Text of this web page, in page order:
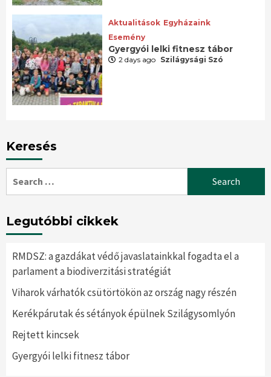
Aktualitások Egyházaink
Esemény
Gyergyói lelki fitnesz tábor
2 days ago Szilágysági Szó
Keresés
for:
Legutóbbi cikkek
RMDSZ: a gazdákat védő javaslatainkkal fogadta el a
parlament a biodiverzitási stratégiát
Viharok várhatók csütörtökön az ország nagy részén
Kerékpárutak és sétányok épülnek Szilágysomlyón
Rejtett kincsek
Gyergyói lelki fitnesz tábor